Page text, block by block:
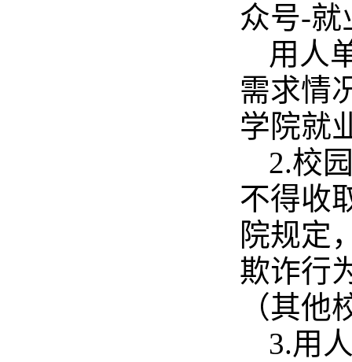
众号-就
用人
需求情
学院就
2.校
不得收
院规定
欺诈行
（其
3.用